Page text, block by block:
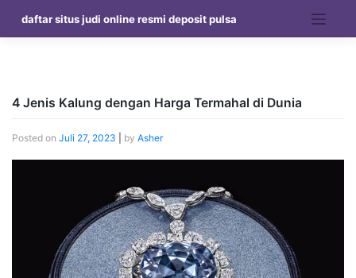
content
daftar situs judi online resmi deposit pulsa
4 Jenis Kalung dengan Harga Termahal di Dunia
Posted on Juli 27, 2023 by Asher